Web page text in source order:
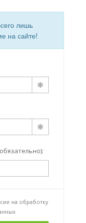
лишь
на сайте!
на обработку